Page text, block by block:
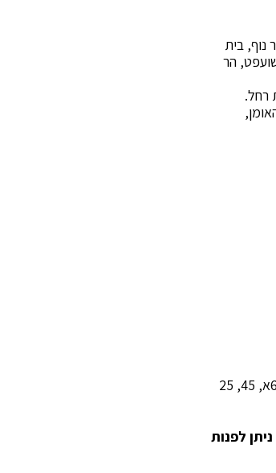
בית
הר
רחל.
בין תחנות גבעת התחמושת לתחנה מרכזית יקשרו קווי התחבורה הציבורית הפעילים: 66, 66א, 45, 25
לפנות